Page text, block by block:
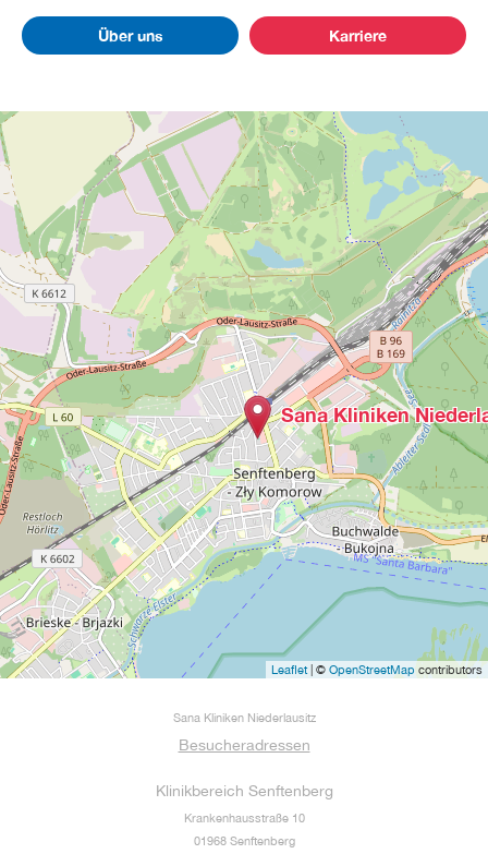
Über uns Karriere
Sana Kliniken
Leaflet| © OpenStreetMap contributors
Sana Kliniken Niederlausitz
Besucheradressen
Klinikbereich Senftenberg
Krankenhausstraße 10
01968 Senftenberg